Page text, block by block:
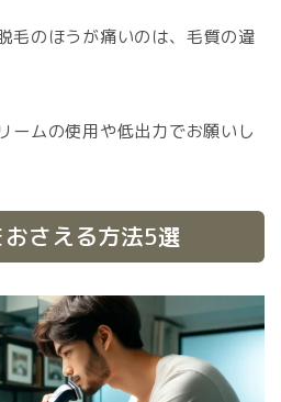
毛のほうが痛いのは、毛質の違
ームの使用や低出力でお願いし
さえる方法5選